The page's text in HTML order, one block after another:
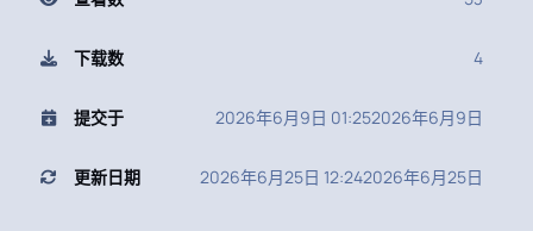
下载数 4
提交于 2026年6月9日 01:252026年6月9日
更新日期 2026年6月25日 12:242026年6月25日